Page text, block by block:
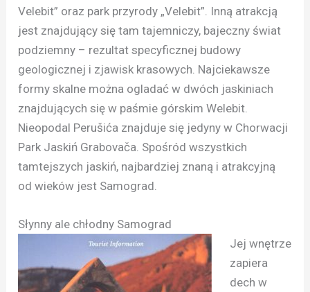
Velebit” oraz park przyrody „Velebit”. Inną atrakcją
jest znajdujący się tam tajemniczy, bajeczny świat
podziemny – rezultat specyficznej budowy
geologicznej i zjawisk krasowych. Najciekawsze
formy skalne można ogladać w dwóch jaskiniach
znajdujących się w paśmie górskim Welebit.
Nieopodal Perušića znajduje się jedyny w Chorwacji
Park Jaskiń Grabovača. Spośród wszystkich
tamtejszych jaskiń, najbardziej znaną i atrakcyjną
od wieków jest Samograd.
Słynny ale chłodny Samograd
Jej wnętrze
zapiera
dech w